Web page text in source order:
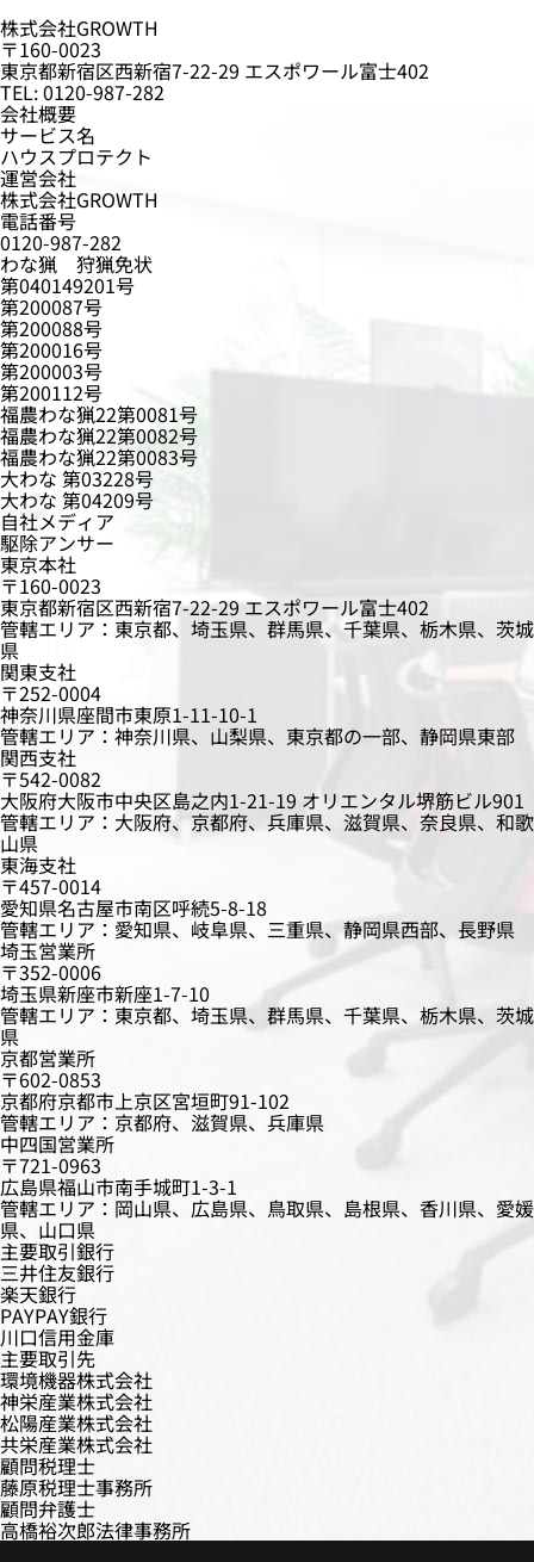
株式会社GROWTH
〒160-0023
東京都新宿区西新宿7-22-29 エスポワール富士402
TEL: 0120-987-282
会社概要
サービス名
ハウスプロテクト
運営会社
株式会社GROWTH
電話番号
0120-987-282
わな猟 狩猟免状
第040149201号
第200087号
第200088号
第200016号
第200003号
第200112号
福農わな猟22第0081号
福農わな猟22第0082号
福農わな猟22第0083号
大わな 第03228号
大わな 第04209号
自社メディア
駆除アンサー
東京本社
〒160-0023
東京都新宿区西新宿7-22-29 エスポワール富士402
管轄エリア：東京都、埼玉県、群馬県、千葉県、栃木県、茨城
県
関東支社
〒252-0004
神奈川県座間市東原1-11-10-1
管轄エリア：神奈川県、山梨県、東京都の一部、静岡県東部
関西支社
〒542-0082
大阪府大阪市中央区島之内1-21-19 オリエンタル堺筋ビル901
管轄エリア：大阪府、京都府、兵庫県、滋賀県、奈良県、和歌
山県
東海支社
〒457-0014
愛知県名古屋市南区呼続5-8-18
管轄エリア：愛知県、岐阜県、三重県、静岡県西部、長野県
埼玉営業所
〒352-0006
埼玉県新座市新座1-7-10
管轄エリア：東京都、埼玉県、群馬県、千葉県、栃木県、茨城
県
京都営業所
〒602-0853
京都府京都市上京区宮垣町91-102
管轄エリア：京都府、滋賀県、兵庫県
中四国営業所
〒721-0963
広島県福山市南手城町1-3-1
管轄エリア：岡山県、広島県、鳥取県、島根県、香川県、愛媛
県、山口県
主要取引銀行
三井住友銀行
楽天銀行
PAYPAY銀行
川口信用金庫
主要取引先
環境機器株式会社
神栄産業株式会社
松陽産業株式会社
共栄産業株式会社
顧問税理士
藤原税理士事務所
顧問弁護士
高橋裕次郎法律事務所